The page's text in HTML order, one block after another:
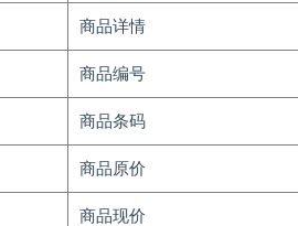
商品详情
商品编号
商品条码
商品原价
商品现价